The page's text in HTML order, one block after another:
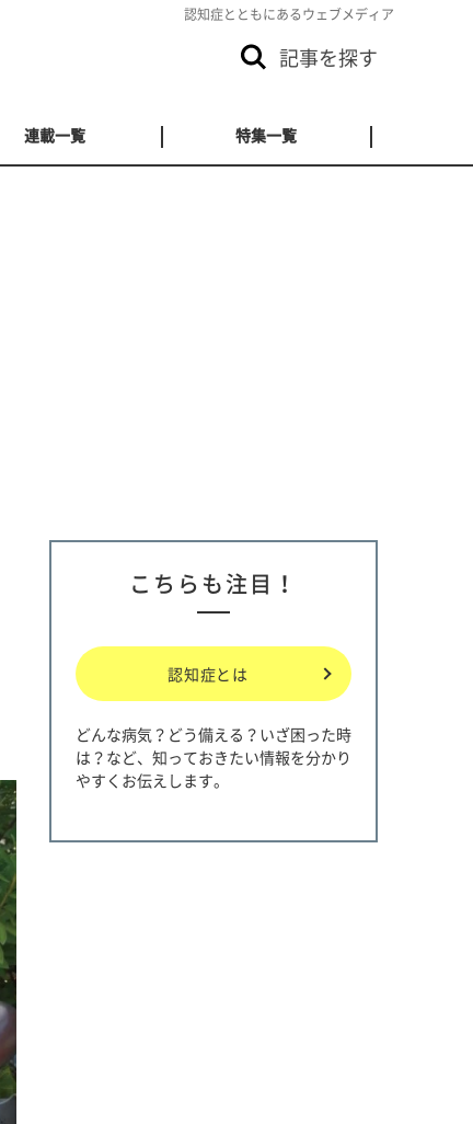
認知症とともにあるウェブメディア
記事を探す
連載一覧 特集一覧
こちらも注目！
認知症とは
どんな病気？どう備える？いざ困った時
は？など、知っておきたい情報を分かり
やすくお伝えします。